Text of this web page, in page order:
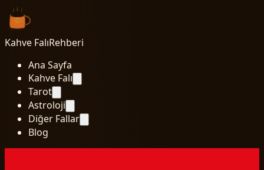
Kahve FalıRehberi
Ana Sayfa
Kahve Falı
Tarot
Astroloji
Diğer Fallar
Blog